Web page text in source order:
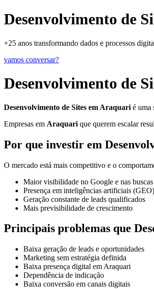
Desenvolvimento de
+25 anos transformando dados e processos
vamos conversar?
Desenvolvimento de
Desenvolvimento de Sites em Araquari é uma
Empresas em Araquari que querem escalar
Por que investir em
O mercado está mais competitivo e o
Maior visibilidade no Google e nas
Presença em inteligências artificiais (GEO)
Geração constante de leads qualificados
Mais previsibilidade de crescimento
Principais problemas que
Baixa geração de leads e oportunidades
Marketing sem estratégia definida
Baixa presença digital em Araquari
Dependência de indicação
Baixa conversão em canais digitais